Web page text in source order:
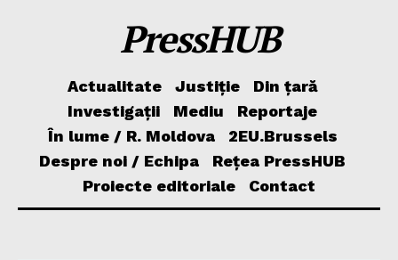
PressHUB
Actualitate Justiție
Din țară
Investigații
Mediu
Reportaje
În lume / R. Moldova
2EU.Brussels
Despre noi / Echipa
Rețea PressHUB
Proiecte editoriale
Contact